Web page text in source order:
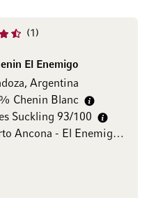
1
El Enemigo
Argentina
Chenin Blanc
Suckling 93/100
Puerto Ancona - El Enemigo Wines